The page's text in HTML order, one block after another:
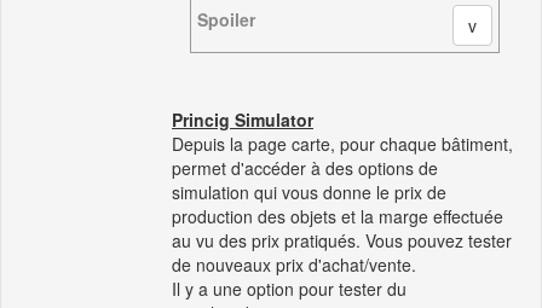
Spoiler
Princig Simulator
Depuis la page carte, pour chaque bâtiment,
permet d'accéder à des options de
simulation qui vous donne le prix de
production des objets et la marge effectuée
au vu des prix pratiqués. Vous pouvez tester
de nouveaux prix d'achat/vente.
Il y a une option pour tester du